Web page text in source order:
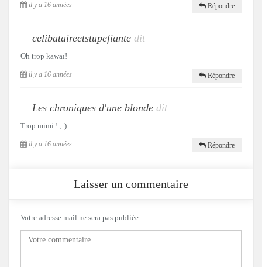
il y a 16 années Répondre
celibataireetstupefiante dit
Oh trop kawaï!
il y a 16 années Répondre
Les chroniques d'une blonde dit
Trop mimi ! ;-)
il y a 16 années Répondre
Laisser un commentaire
Votre adresse mail ne sera pas publiée